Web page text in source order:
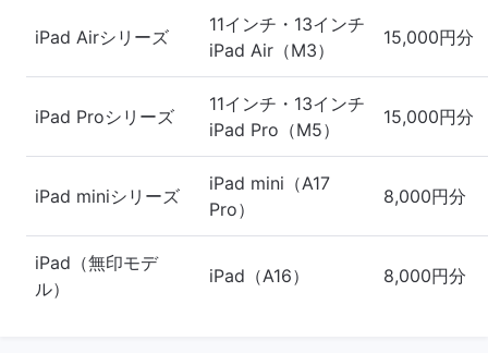
iPad Airシリーズ
11インチ・13インチ
iPad Air（M3）
15,000円分
iPad Proシリーズ
11インチ・13インチ
iPad Pro（M5）
15,000円分
iPad miniシリーズ
iPad mini（A17
Pro）
8,000円分
iPad（無印モデ
ル）
iPad（A16） 8,000円分